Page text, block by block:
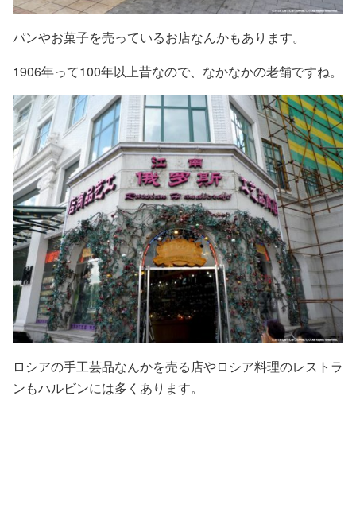
パンやお菓子を売っているお店なんかもあります。
1906年って100年以上昔なので、なかなかの老舗ですね。
ロシアの手工芸品なんかを売る店やロシア料理のレストラ
ンもハルビンには多くあります。